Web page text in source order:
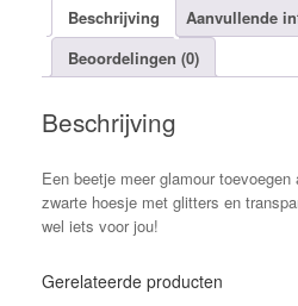
5/5s
aantal
Beschrijving
Aanvullende
Beoordelingen (0)
Beschrijving
Een beetje meer glamour
zwarte hoesje met glitters en
wel iets voor jou!
Gerelateerde producten